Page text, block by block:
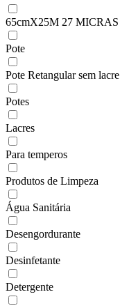
65cmX25M 27 MICRAS
Pote
Pote Retangular sem lacre
Potes
Lacres
Para temperos
Produtos de Limpeza
Água Sanitária
Desengordurante
Desinfetante
Detergente